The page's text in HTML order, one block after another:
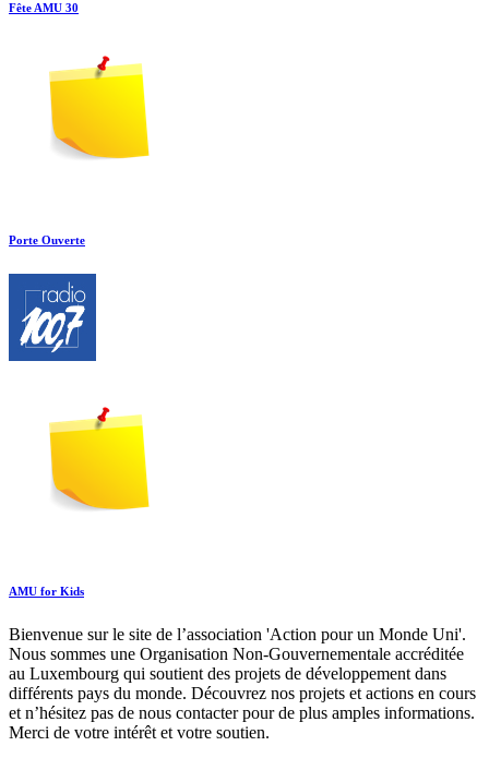
Fête AMU 30
Porte Ouverte
AMU for Kids
Bienvenue sur le site de l’association 'Action pour un Monde Uni'.
Nous sommes une Organisation Non-Gouvernementale accréditée
au Luxembourg qui soutient des projets de développement dans
différents pays du monde. Découvrez nos projets et actions en cours
et n’hésitez pas de nous contacter pour de plus amples informations.
Merci de votre intérêt et votre soutien.